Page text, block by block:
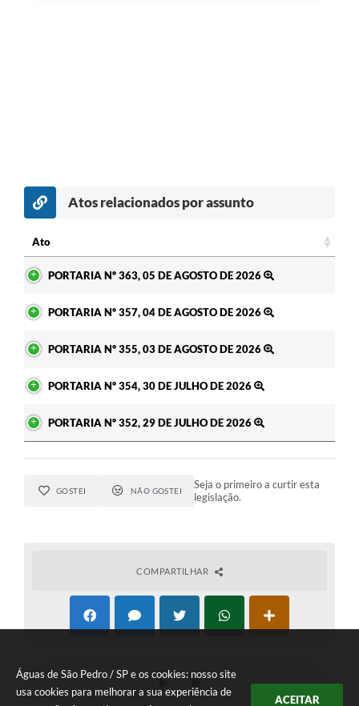
Águas de São Pedro / SP e os cookies: nosso site
usa cookies para melhorar a sua experiência de
ACEITAR
Atos relacionados por assunto
Ato
PORTARIA Nº 363, 05 DE AGOSTO DE 2026
PORTARIA Nº 357, 04 DE AGOSTO DE 2026
PORTARIA Nº 355, 03 DE AGOSTO DE 2026
PORTARIA Nº 354, 30 DE JULHO DE 2026
PORTARIA Nº 352, 29 DE JULHO DE 2026
GOSTEI NÃO GOSTEI
Seja o primeiro a curtir esta
legislação.
COMPARTILHAR